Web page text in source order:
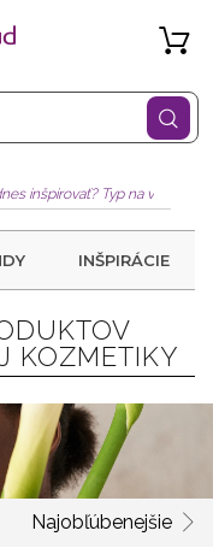
INŠPIRÁCIE
KOZMETIKY
Najobľúbenejšie